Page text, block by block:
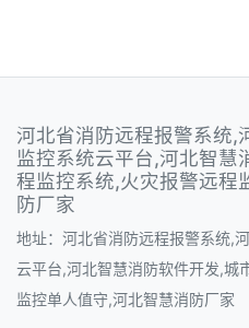
河北省消防远程报警系统,
监控系统云平台,河北智慧
程监控系统,火灾报警远程
防厂家
地址：河北省消防远程报警系统,
云平台,河北智慧消防软件开发,城
监控单人值守,河北智慧消防厂家